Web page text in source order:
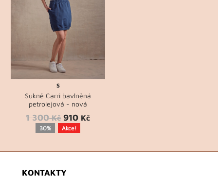
S
Sukně Carri bavlněná
petrolejová - nová
1 300 Kč 910 Kč
30% Akce!
KONTAKTY